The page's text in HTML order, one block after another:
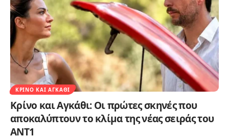
ΚΡΊΝΟ ΚΑΙ ΑΓΚΆΘΙ
Κρίνο και Αγκάθι: Οι πρώτες σκηνές που
αποκαλύπτουν το κλίμα της νέας σειράς του
ΑΝΤ1